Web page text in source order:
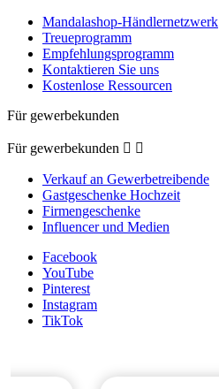
Mandalashop-Händlernetzwerk
Treueprogramm
Empfehlungsprogramm
Kontaktieren Sie uns
Kostenlose Ressourcen
Für gewerbekunden
Für gewerbekunden  
Verkauf an Gewerbetreibende
Gastgeschenke Hochzeit
Firmengeschenke
Influencer und Medien
Facebook
YouTube
Pinterest
Instagram
TikTok